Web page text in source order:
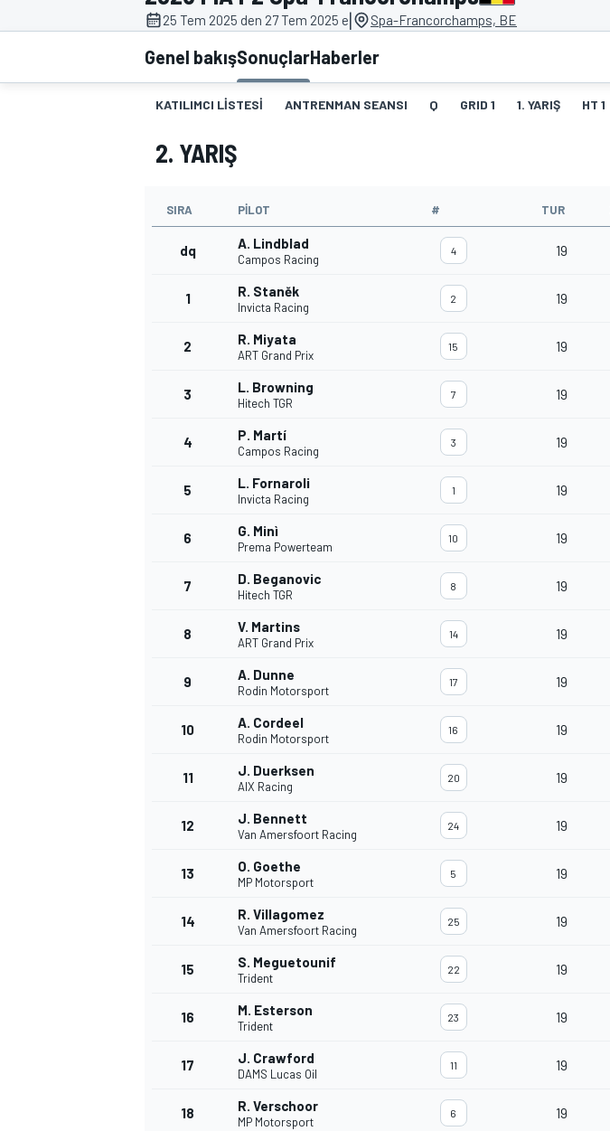
MOTOGP
WORLD SUPERBIKE
TÜRK SPORCULAR
25 Tem 2025 den 27 Tem 2025 e| Spa-Francorchamps, BE
Genel bakışSonuçlarHaberler
KATILIMCI LISTESI ANTRENMAN SEANSI Q GRID 1 1. YARIŞ HT 1
2. YARIŞ
SIRA PILOT # TUR
dq A. Lindblad
Campos Racing
4 19
1 R. Staněk
Invicta Racing
2 19
2 R. Miyata
ART Grand Prix
15 19
3 L. Browning
Hitech TGR
7 19
4 P. Martí
Campos Racing
3 19
5 L. Fornaroli
Invicta Racing
1 19
6 G. Minì
Prema Powerteam
10 19
7 D. Beganovic
Hitech TGR
8 19
8 V. Martins
ART Grand Prix
14 19
9 A. Dunne
Rodin Motorsport
17 19
10 A. Cordeel
Rodin Motorsport
16 19
11 J. Duerksen
AIX Racing
20 19
12 J. Bennett
Van Amersfoort Racing
24 19
13 O. Goethe
MP Motorsport
5 19
14 R. Villagomez
Van Amersfoort Racing
25 19
15 S. Meguetounif
Trident
22 19
16 M. Esterson
Trident
23 19
17 J. Crawford
DAMS Lucas Oil
11 19
18 R. Verschoor
MP Motorsport
6 19